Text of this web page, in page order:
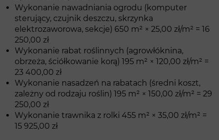
Wykonanie nawadniania ogrodu (komputer
sterujący, czujnik deszczu, skrzynka
elektrozaworowa, sekcje) 650 m² × 25,00 zł/m² = 16
250,00 zł
Wykonanie rabat roślinnych (agrowłóknina,
obrzeża, ściółkowanie korą) 195 m² × 120,00 zł/m² =
23 400,00 zł
Wykonanie nasadzeń na rabatach (średni koszt,
zależny od rodzaju roślin) 195 m² × 150,00 zł/m² = 29
250,00 zł
Wykonanie trawnika z rolki 455 m² × 35,00 zł/m² =
15 925,00 zł